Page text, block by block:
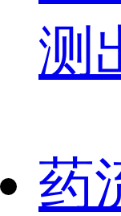
测
药